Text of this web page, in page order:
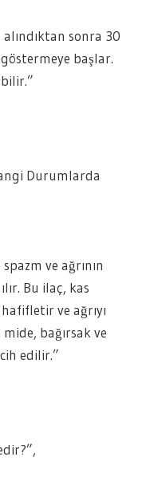
sonra 30
başlar.
Durumlarda
ve ağrının
Bu ilaç, kas
ve ağrıyı
bağırsak ve
edilir.”